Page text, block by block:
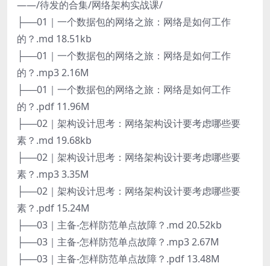
——/待发的合集/网络架构实战课/
├──01｜一个数据包的网络之旅：网络是如何工作
的？.md 18.51kb
├──01｜一个数据包的网络之旅：网络是如何工作
的？.mp3 2.16M
├──01｜一个数据包的网络之旅：网络是如何工作
的？.pdf 11.96M
├──02｜架构设计思考：网络架构设计要考虑哪些要
素？.md 19.68kb
├──02｜架构设计思考：网络架构设计要考虑哪些要
素？.mp3 3.35M
├──02｜架构设计思考：网络架构设计要考虑哪些要
素？.pdf 15.24M
├──03｜主备-怎样防范单点故障？.md 20.52kb
├──03｜主备-怎样防范单点故障？.mp3 2.67M
├──03｜主备-怎样防范单点故障？.pdf 13.48M